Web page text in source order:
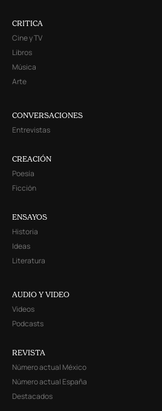
CRITICA
Cine y TV
Libros
Música
Arte
CONVERSACIONES
Entrevistas
CREACIÓN
Poesía
Ficción
ENSAYOS
Historia
Ideas
Literatura
AUDIO Y VIDEO
Videos
Podcasts
REVISTA
Número actual México
Número actual España
Destacados